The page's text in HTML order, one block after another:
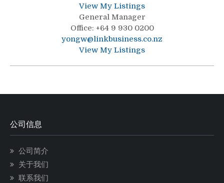
View My Listings
General Manager
Office: +64 9 930 0200
yongw@linkbusiness.co.nz
View My Listings
公司信息
公司简介
关于我们
联系我们